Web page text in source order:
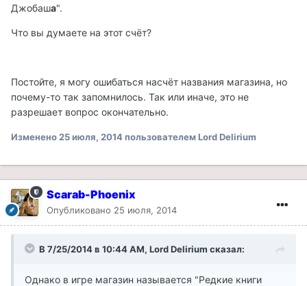
Джобаша".
Что вы думаете на этот счёт?
Постойте, я могу ошибаться насчёт названия магазина, но
почему-то так запомнилось. Так или иначе, это не
разрешает вопрос окончательно.
Изменено 25 июля, 2014пользователем Lord Delirium
Scarab-Phoenix
Опубликовано 25 июля, 2014
В 7/25/2014 в 10:44 AM, Lord Delirium сказал:
Однако в игре магазин называется "Редкие книги